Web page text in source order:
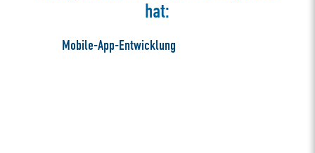
hat:
Mobile-App-Entwicklung